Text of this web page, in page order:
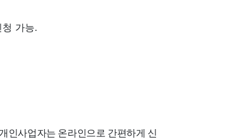
가능.
개인사업자는 온라인으로 간편하게 신